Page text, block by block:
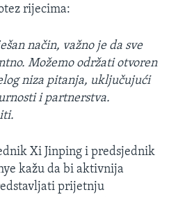
rijecima:
način, važno je da sve
Možemo održati otvoren
niza pitanja, uključujući
i partnerstva.
Xi Jinping i predsjednik
kažu da bi aktivnija
prijetnju